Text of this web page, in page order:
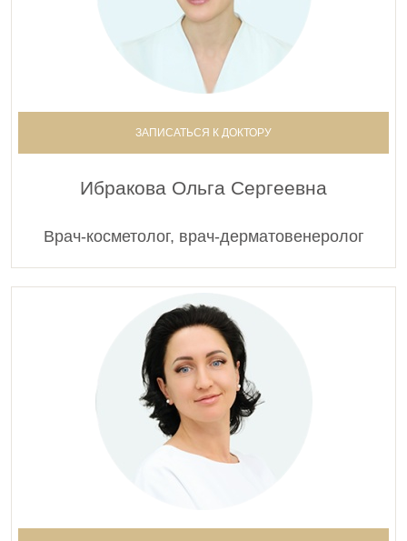
ЗАПИСАТЬСЯ К ДОКТОРУ
Ибракова Ольга Сергеевна
Врач-косметолог, врач-дерматовенеролог